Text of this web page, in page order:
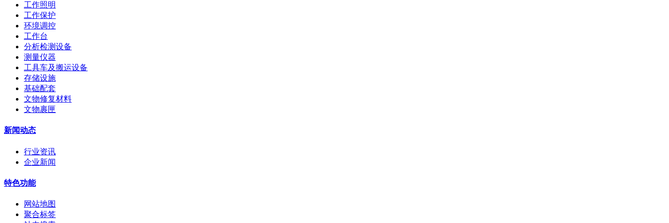
工作照明
工作保护
环境调控
工作台
分析检测设备
测量仪器
工具车及搬运设备
存储设施
基础配套
文物修复材料
文物裹匣
新闻动态
行业资讯
企业新闻
特色功能
网站地图
聚合标签